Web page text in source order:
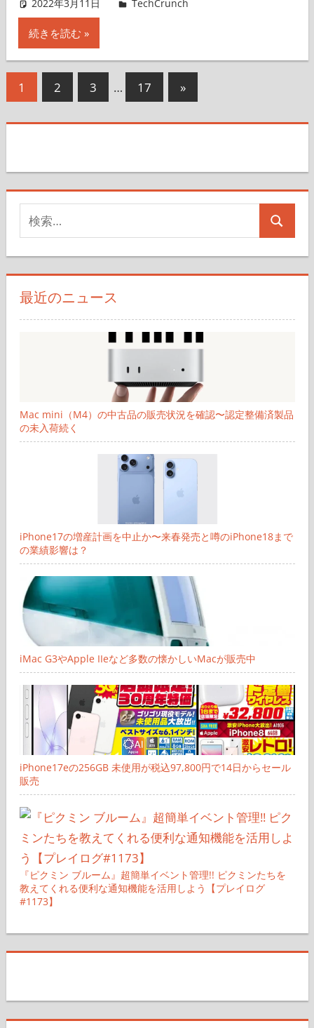
2022年3月11日 Eriko Nonaka
TechCrunch
続きを読む
投
ペ
ー
送
り
1 2 3 … 17
次
の
記
»
索
対
象:
検
最近のニュース
Mac mini（M4）の中古品の販売状況を確認〜認定整備済製品
の未入荷続く
iPhone17の増産計画を中止か〜来春発売と噂のiPhone18まで
の業績影響は？
iMac G3やApple IIeなど多数の懐かしいMacが販売中
iPhone17eの256GB 未使用が税込97,800円で14日からセール
販売
『ピクミン ブルーム』超簡単イベント管理!! ピクミンたちを
教えてくれる便利な通知機能を活用しよう【プレイログ
#1173】